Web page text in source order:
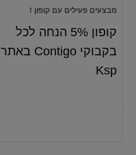
All categories
מבצעים פעילים עם קופון !
קופון 5% הנחה לכל
בקבוקי Contigo באתר
Ksp